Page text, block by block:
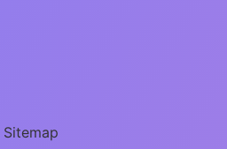
Sitemap